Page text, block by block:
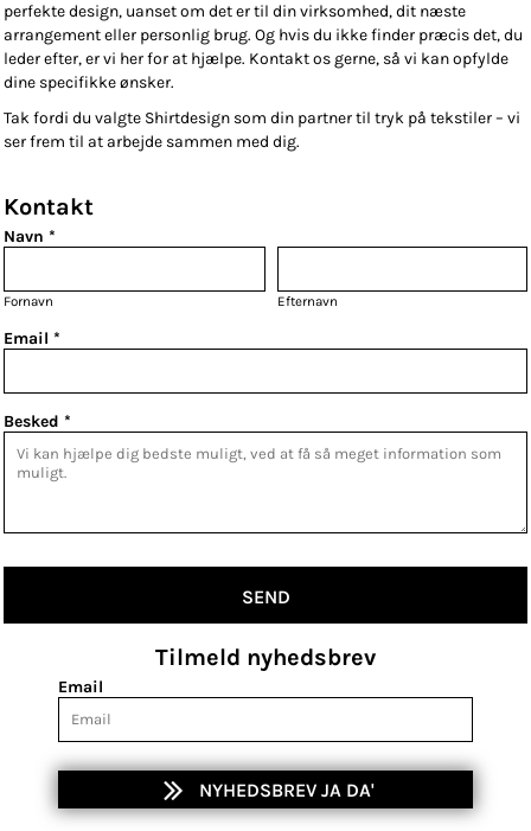
perfekte design, uanset om det er til din virksomhed, dit næste
arrangement eller personlig brug. Og hvis du ikke finder præcis det, du
leder efter, er vi her for at hjælpe. Kontakt os gerne, så vi kan opfylde
dine specifikke ønsker.
Tak fordi du valgte Shirtdesign som din partner til tryk på tekstiler – vi
ser frem til at arbejde sammen med dig.
Kontakt
Navn *
Fornavn Efternavn
Email *
Besked *
SEND
Tilmeld nyhedsbrev
Email
NYHEDSBREV JA DA'